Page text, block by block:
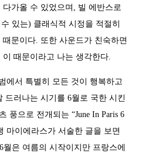
가올 수 있었으며, 빌 에반스로
있는) 클래식적 시정을 적절히
문이다. 또한 사운드가 친숙하면
때문이라고 나는 생각한다.
에서 특별히 모든 것이 행복하고
러나는 시기를 6월로 국한 시킨
풍으로 전개되는 “June In Paris 6
마이에라스가 서술한 글을 보면
은 여름의 시작이지만 프랑스에